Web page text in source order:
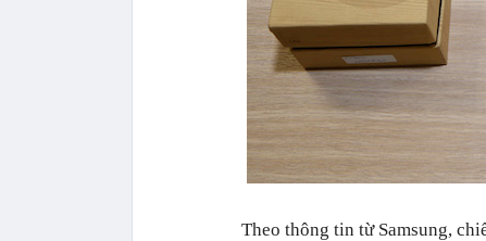
Theo thông tin từ Samsung,